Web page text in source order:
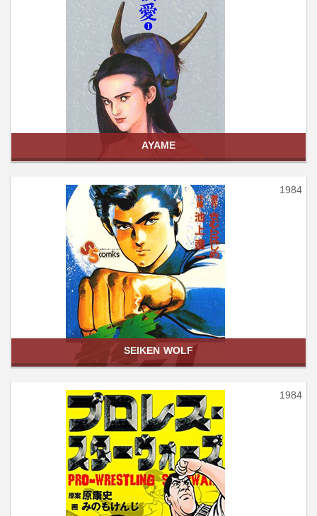
AYAME
1984
SEIKEN WOLF
1984